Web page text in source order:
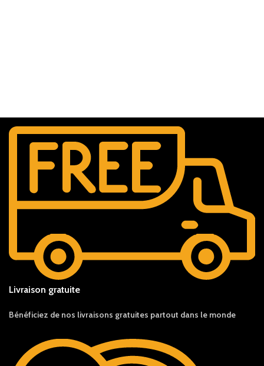
Livraison gratuite
Bénéficiez de nos livraisons gratuites partout dans le monde